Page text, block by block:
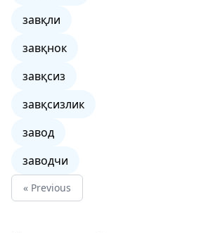
завқли
завқнок
завқсиз
завқсизлик
завод
заводчи
« Previous